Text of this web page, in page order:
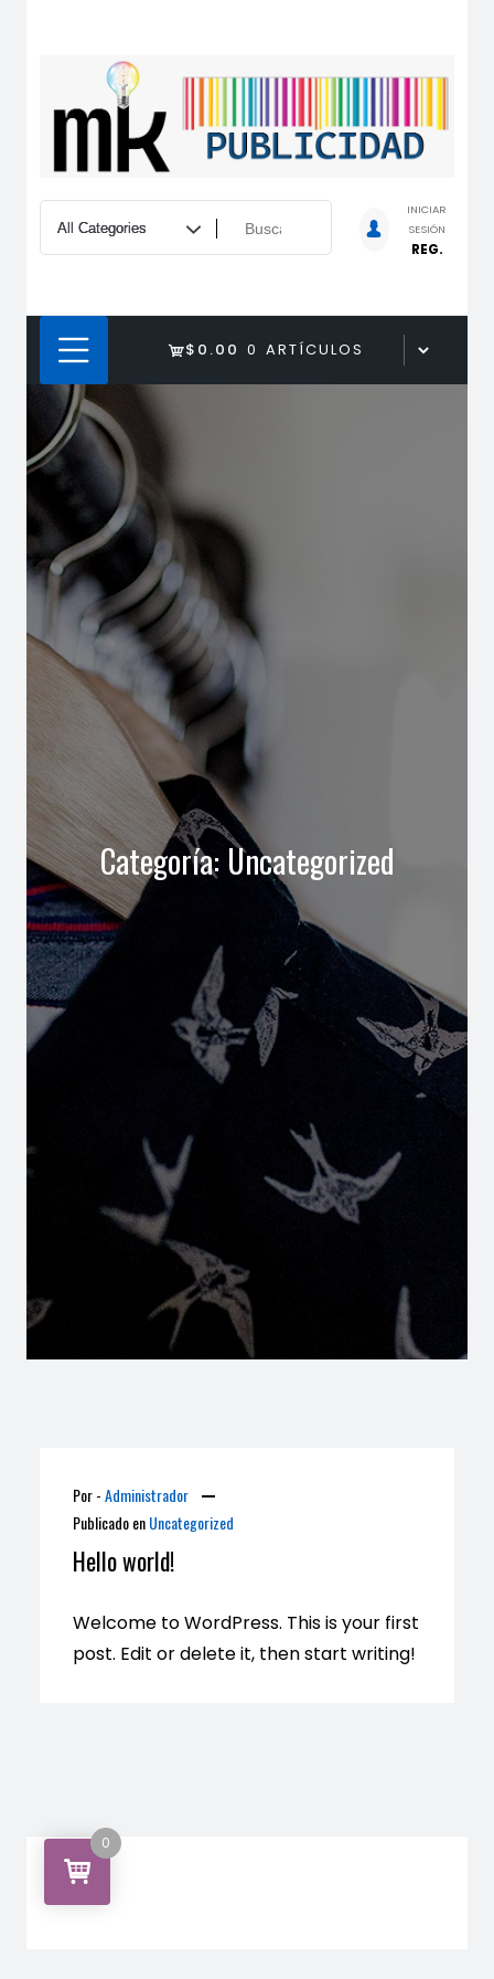
contenido
INICIAR
SESIÓN
REG.
$0.00 0 ARTÍCULOS
Categoría: Uncategorized
Por -Administrador
Publicado enUncategorized
Hello world!
Welcome to WordPress. This is your first
post. Edit or delete it, then start writing!
0